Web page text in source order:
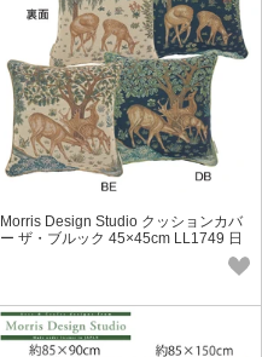
Morris Design Studio クッションカバ
ー ザ・ブルック 45×45cm LL1749 日